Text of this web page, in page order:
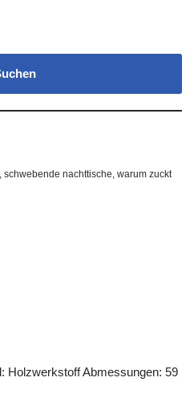
, schwebende nachttische, warum zuckt
Holzwerkstoff Abmessungen: 59